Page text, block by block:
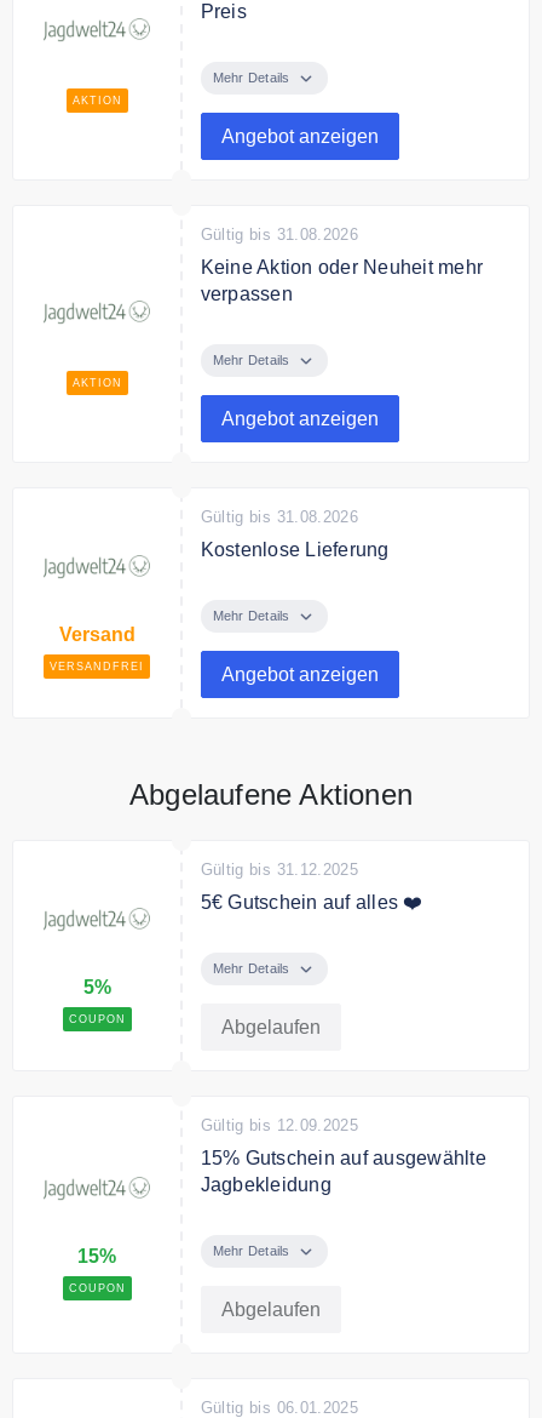
AKTION
Preis
Jagdausrüstung von Top Marken
Mehr Details
Angebot anzeigen
AKTION
Gültig bis 31.08.2026
Keine Aktion oder Neuheit mehr
verpassen
Jagdwelt24 Newsletter an und
Neuheit mehr.
Mehr Details
Angebot anzeigen
Versand
VERSANDFREI
Gültig bis 31.08.2026
Kostenlose Lieferung
Jagdwelt24 versandkostenfrei.
Mehr Details
Angebot anzeigen
Abgelaufene Aktionen
5%
COUPON
Gültig bis 31.12.2025
5€ Gutschein auf alles ❤️
Rabatt auf Ihre Bestellung.
Mehr Details
Abgelaufen
15%
COUPON
Gültig bis 12.09.2025
15% Gutschein auf ausgewählte
Jagbekleidung
auf ausgewiesene
Mehr Details
Abgelaufen
Gültig bis 06.01.2025